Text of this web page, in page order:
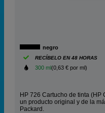
negro
RECÍBELO EN 48 HORAS
300 ml(0,63 € por ml)
HP 726 Cartucho de tinta (HP
un producto original y de la
Packard.